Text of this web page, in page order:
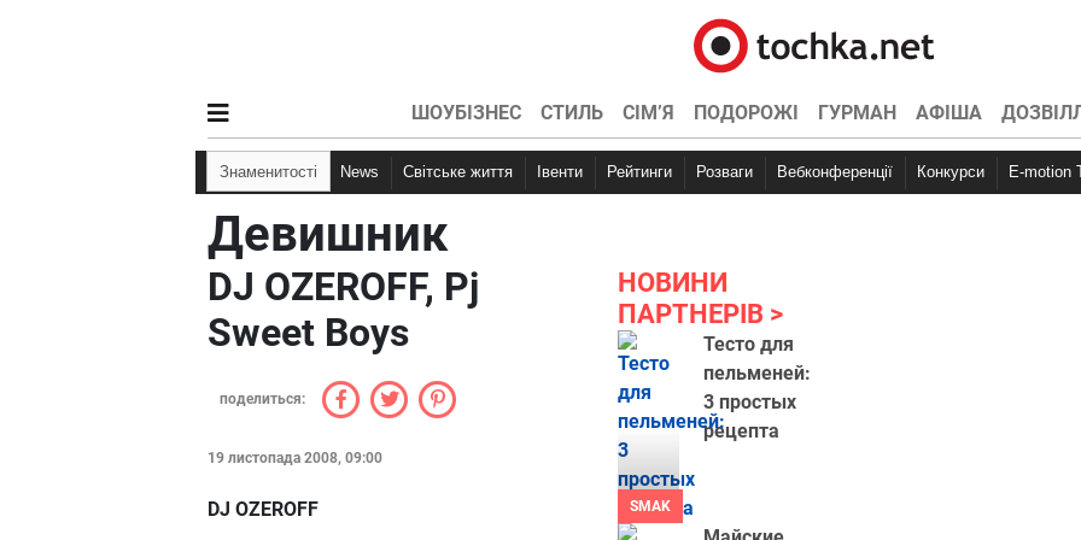
ШОУБІЗНЕС СТИЛЬ СІМ’Я ПОДОРОЖІ ГУРМАН АФІША
Знаменитості News Світське життя Івенти Рейтинги Розваги Вебконференції Конкурси E-motion
Девишник
DJ OZEROFF, Pj
Sweet Boys
поделиться:
19 листопада 2008, 09:00
DJ OZEROFF
НОВИНИ
ПАРТНЕРІВ
SMAK
Тесто для
пельменей:
3 простых
рецепта